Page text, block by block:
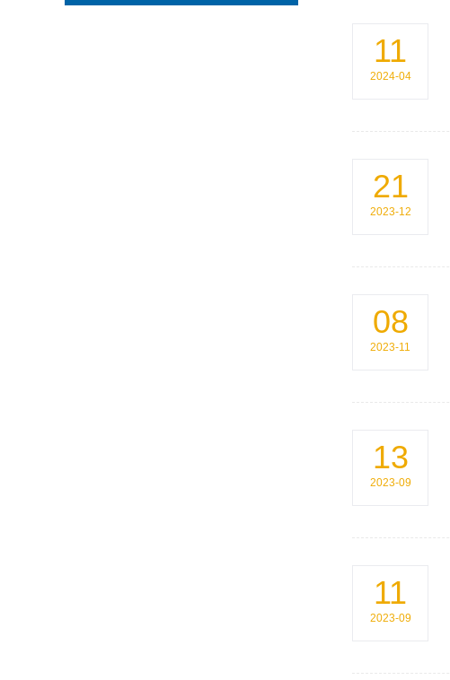
11
2024-04
21
2023-12
08
2023-11
13
2023-09
11
2023-09